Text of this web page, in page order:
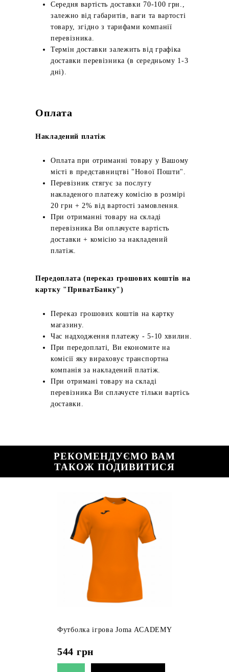
Середня вартість доставки 70-100 грн.,
залежно від габаритів, ваги та вартості
товару, згідно з тарифами компанії
перевізника.
Термін доставки залежить від графіка
доставки перевізника (в середньому 1-3
дні).
Оплата
Накладений платіж
Оплата при отриманні товару у Вашому
місті в представництві "Нової Пошти".
Перевізник стягує за послугу
накладеного платежу комісію в розмірі
20 грн + 2% від вартості замовлення.
При отриманні товару на складі
перевізника Ви оплачуєте вартість
доставки + комісію за накладений
платіж.
Передоплата (переказ грошових коштів на
картку "ПриватБанку")
Переказ грошових коштів на картку
магазину.
Час надходження платежу - 5-10 хвилин.
При передоплаті, Ви економите на
комісії яку вираховує транспортна
компанія за накладений платіж.
При отримані товару на складі
перевізника Ви сплачуєте тільки вартісь
доставки.
РЕКОМЕНДУЄМО ВАМ
ТАКОЖ ПОДИВИТИСЯ
Футболка ігрова Joma ACADEMY
544 грн